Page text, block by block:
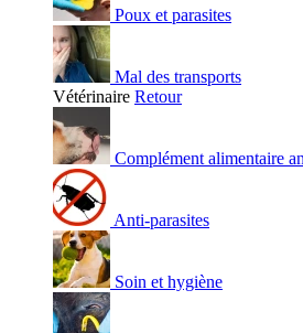
Poux et parasites
Mal des transports
Vétérinaire Retour
Complément alimentaire
Anti-parasites
Soin et hygiène